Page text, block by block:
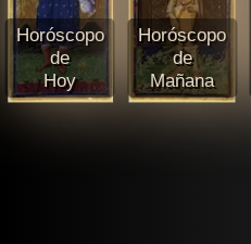
Horóscopo
de
Hoy
Horóscopo
de
Mañana